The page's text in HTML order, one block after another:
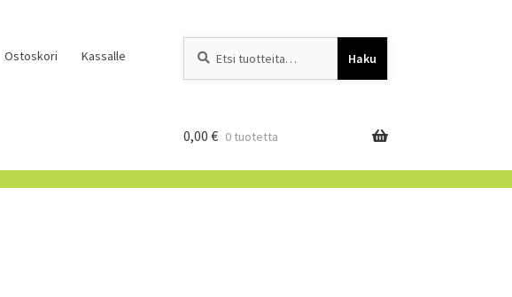
Ostoskori Kassalle Haku
0,00 € 0 tuotetta